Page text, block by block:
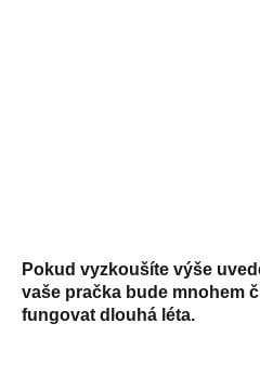
Pokud vyzkoušíte výše
vaše pračka bude mnohem
fungovat dlouhá léta.